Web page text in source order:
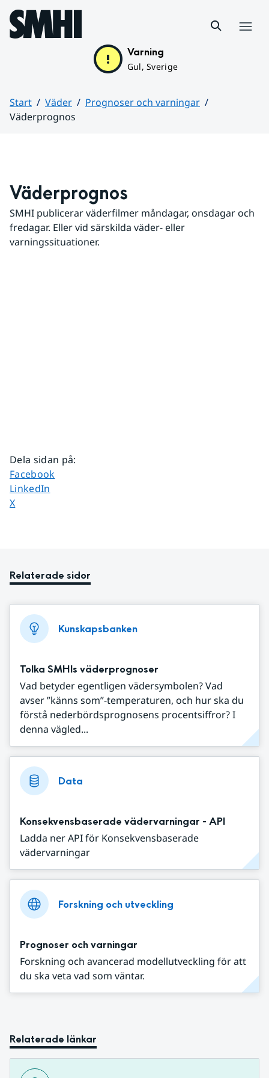
Hoppa till sidans innehåll
Varning
Gul, Sverige
Start Väder
Prognoser och varningar
Väderprognos
Väderprognos
SMHI publicerar väderfilmer måndagar, onsdagar och
fredagar. Eller vid särskilda väder- eller
varningssituationer.
Dela sidan på:
Dela sidan på
Facebook
Dela sidan på
LinkedIn
Dela sidan på
X
Relaterade sidor
Kunskapsbanken
Tolka SMHIs väderprognoser
Vad betyder egentligen vädersymbolen? Vad
avser ”känns som”-temperaturen, och hur ska du
förstå nederbördsprognosens procentsiffror? I
denna vägled...
Data
Konsekvensbaserade vädervarningar - API
Ladda ner API för Konsekvensbaserade
vädervarningar
Forskning och utveckling
Prognoser och varningar
Forskning och avancerad modellutveckling för att
du ska veta vad som väntar.
Relaterade länkar